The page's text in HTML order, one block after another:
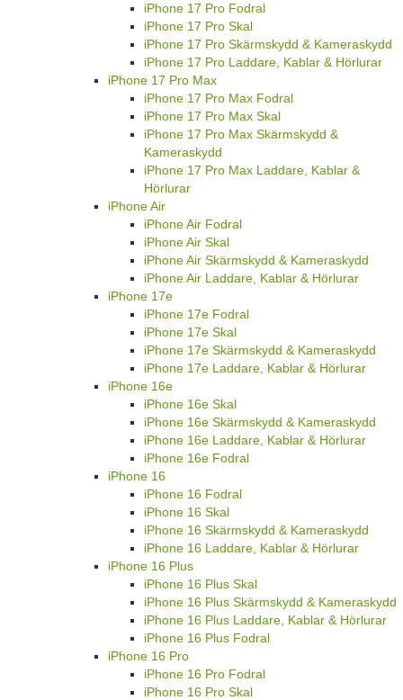
iPhone 17 Pro Fodral
iPhone 17 Pro Skal
iPhone 17 Pro Skärmskydd & Kameraskydd
iPhone 17 Pro Laddare, Kablar & Hörlurar
iPhone 17 Pro Max
iPhone 17 Pro Max Fodral
iPhone 17 Pro Max Skal
iPhone 17 Pro Max Skärmskydd &
Kameraskydd
iPhone 17 Pro Max Laddare, Kablar &
Hörlurar
iPhone Air
iPhone Air Fodral
iPhone Air Skal
iPhone Air Skärmskydd & Kameraskydd
iPhone Air Laddare, Kablar & Hörlurar
iPhone 17e
iPhone 17e Fodral
iPhone 17e Skal
iPhone 17e Skärmskydd & Kameraskydd
iPhone 17e Laddare, Kablar & Hörlurar
iPhone 16e
iPhone 16e Skal
iPhone 16e Skärmskydd & Kameraskydd
iPhone 16e Laddare, Kablar & Hörlurar
iPhone 16e Fodral
iPhone 16
iPhone 16 Fodral
iPhone 16 Skal
iPhone 16 Skärmskydd & Kameraskydd
iPhone 16 Laddare, Kablar & Hörlurar
iPhone 16 Plus
iPhone 16 Plus Skal
iPhone 16 Plus Skärmskydd & Kameraskydd
iPhone 16 Plus Laddare, Kablar & Hörlurar
iPhone 16 Plus Fodral
iPhone 16 Pro
iPhone 16 Pro Fodral
iPhone 16 Pro Skal